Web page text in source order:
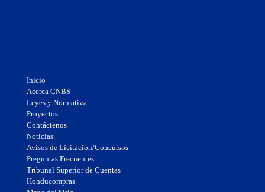
Inicio
Acerca CNBS
Leyes y Normativa
Proyectos
Contáctenos
Noticias
Avisos de Licitación/Concursos
Preguntas Frecuentes
Tribunal Superior de Cuentas
Honducompras